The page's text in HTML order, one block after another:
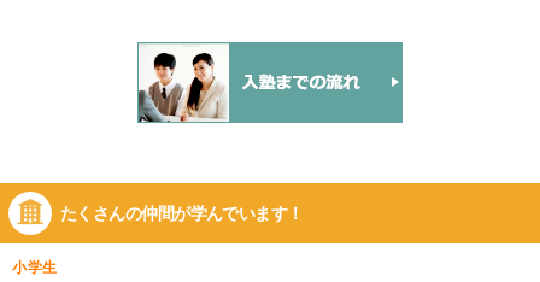
たくさんの仲間が学んでいます！
小学生